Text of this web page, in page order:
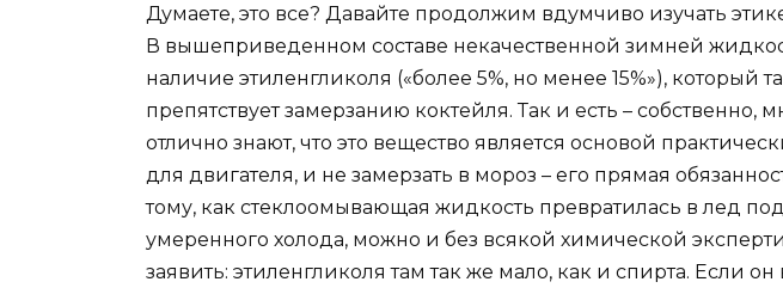
Думаете, это все? Давайте продолжим вдумчиво изучать
В вышеприведенном составе некачественной зимней
наличие этиленгликоля («более 5%, но менее 15%»), который
препятствует замерзанию коктейля. Так и есть – собственно,
отлично знают, что это вещество является основой
для двигателя, и не замерзать в мороз – его прямая
тому, как стеклоомывающая жидкость превратилась в лед
умеренного холода, можно и без всякой химической
заявить: этиленгликоля там так же мало, как и спирта. Если